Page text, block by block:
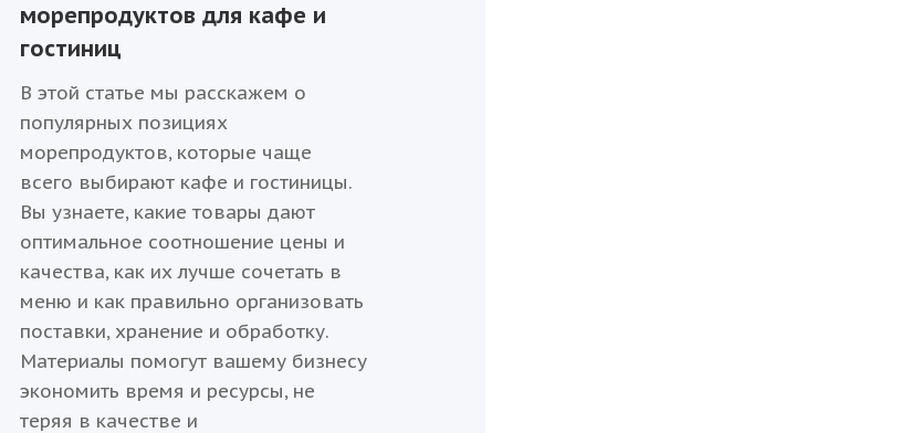
морепродуктов для кафе и
гостиниц
В этой статье мы расскажем о
популярных позициях
морепродуктов, которые чаще
всего выбирают кафе и гостиницы.
Вы узнаете, какие товары дают
оптимальное соотношение цены и
качества, как их лучше сочетать в
меню и как правильно организовать
поставки, хранение и обработку.
Материалы помогут вашему бизнесу
экономить время и ресурсы, не
теряя в качестве и